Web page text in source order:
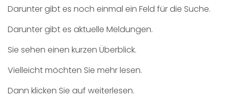
Darunter gibt es noch einmal ein Feld für die Suche.
Darunter gibt es aktuelle Meldungen.
Sie sehen einen kurzen Überblick.
Vielleicht möchten Sie mehr lesen.
Dann klicken Sie auf weiterlesen.